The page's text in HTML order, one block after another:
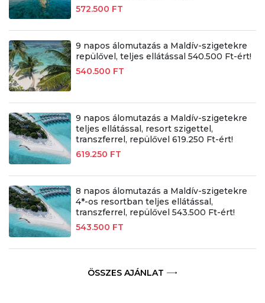
572.500 FT
9 napos álomutazás a Maldív-szigetekre
repülővel, teljes ellátással 540.500 Ft-ért!
540.500 FT
9 napos álomutazás a Maldív-szigetekre
teljes ellátással, resort szigettel,
transzferrel, repülővel 619.250 Ft-ért!
619.250 FT
8 napos álomutazás a Maldív-szigetekre
4*-os resortban teljes ellátással,
transzferrel, repülővel 543.500 Ft-ért!
543.500 FT
ÖSSZES AJÁNLAT